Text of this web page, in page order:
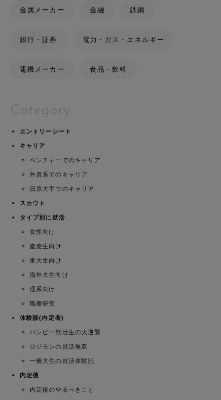
金属メーカー 金融 鉄鋼
銀行・証券 電力・ガス・エネルギー
電機メーカー 食品・飲料
エントリーシート
キャリア
ベンチャーでのキャリア
外資系でのキャリア
日系大手でのキャリア
スカウト
タイプ別に就活
女性向け
慶應生向け
東大生向け
海外大生向け
理系向け
職種研究
体験談(内定者)
パンピー就活生の大逆襲
ロジモンの就活無双
一橋大生の就活体験記
内定後
内定後のやるべきこと